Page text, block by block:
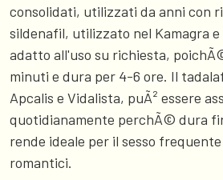
consolidati, utilizzati da anni con
sildenafil, utilizzato nel Kamagra e
adatto all'uso su richiesta,
minuti e dura per 4-6 ore. Il
Apcalis e Vidalista, puÃ² essere
quotidianamente perchÃ© dura
rende ideale per il sesso
romantici.